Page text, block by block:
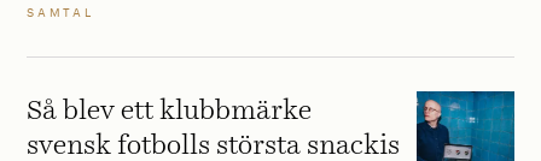
SAMTAL
Så blev ett klubbmärke
svensk fotbolls största snackis